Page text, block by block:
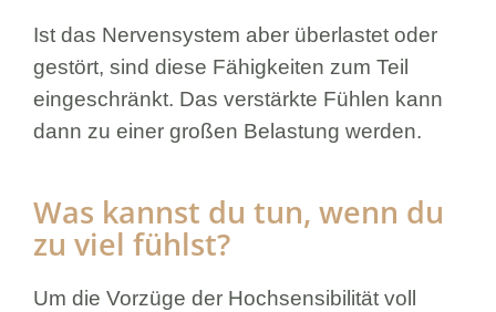
Ist das Nervensystem aber überlastet oder
gestört, sind diese Fähigkeiten zum Teil
eingeschränkt. Das verstärkte Fühlen kann
dann zu einer großen Belastung werden.
Was kannst du tun, wenn du
zu viel fühlst?
Um die Vorzüge der Hochsensibilität voll